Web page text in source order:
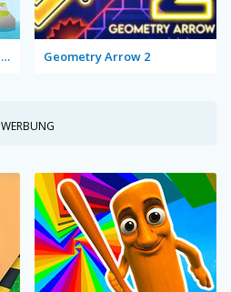
Tower of Colors: Island Edition Geometry Arrow 2
WERBUNG